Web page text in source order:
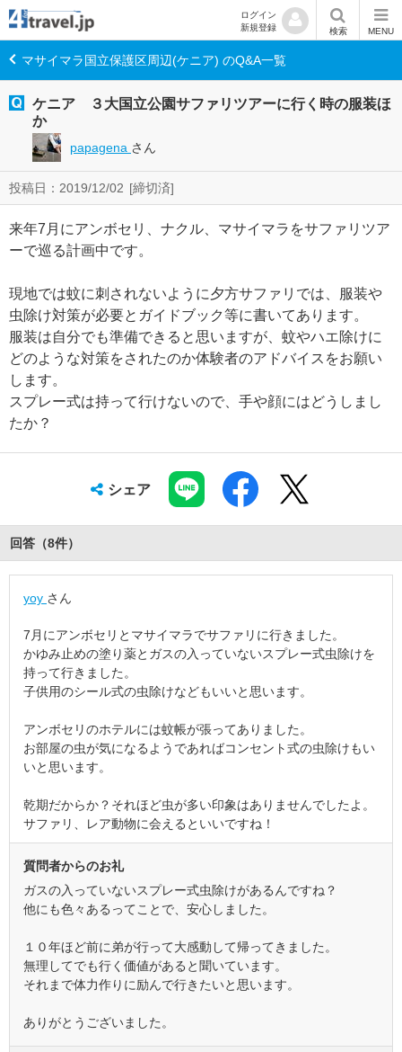
ログイン
新規登録
検索 MENU
マサイマラ国立保護区周辺(ケニア) のQ&A一覧
ケニア ３大国立公園サファリツアーに行く時の服装ほ
か
papagena さん
投稿日：2019/12/02 [締切済]
来年7月にアンボセリ、ナクル、マサイマラをサファリツア
ーで巡る計画中です。
現地では蚊に刺されないように夕方サファリでは、服装や
虫除け対策が必要とガイドブック等に書いてあります。
服装は自分でも準備できると思いますが、蚊やハエ除けに
どのような対策をされたのか体験者のアドバイスをお願い
します。
スプレー式は持って行けないので、手や顔にはどうしまし
たか？
シェア
回答（8件）
yoy さん
7月にアンボセリとマサイマラでサファリに行きました。
かゆみ止めの塗り薬とガスの入っていないスプレー式虫除けを
持って行きました。
子供用のシール式の虫除けなどもいいと思います。
アンボセリのホテルには蚊帳が張ってありました。
お部屋の虫が気になるようであればコンセント式の虫除けもい
いと思います。
乾期だからか？それほど虫が多い印象はありませんでしたよ。
サファリ、レア動物に会えるといいですね！
質問者からのお礼
ガスの入っていないスプレー式虫除けがあるんですね？
他にも色々あるってことで、安心しました。
１０年ほど前に弟が行って大感動して帰ってきました。
無理してでも行く価値があると聞いています。
それまで体力作りに励んで行きたいと思います。
ありがとうございました。